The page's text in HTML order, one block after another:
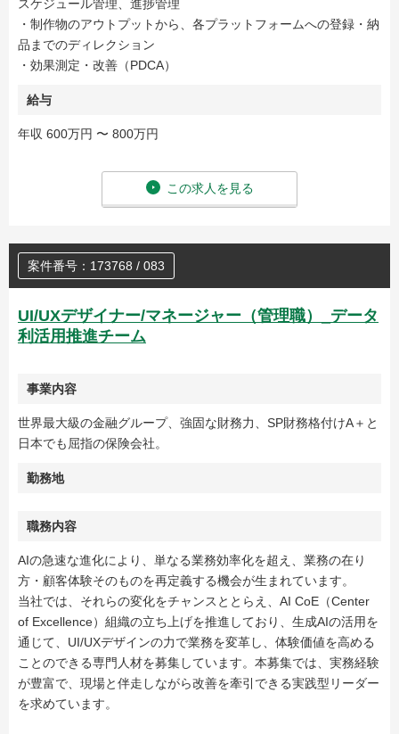
スケジュール管理、進捗管理
・制作物のアウトプットから、各プラットフォームへの登録・納
品までのディレクション
・効果測定・改善（PDCA）
給与
年収 600万円 〜 800万円
この求人を見る
案件番号：173768 / 083
UI/UXデザイナー/マネージャー（管理職）_データ
利活用推進チーム
事業内容
世界最大級の金融グループ、強固な財務力、SP財務格付けA＋と
日本でも屈指の保険会社。
勤務地
職務内容
AIの急速な進化により、単なる業務効率化を超え、業務の在り
方・顧客体験そのものを再定義する機会が生まれています。
当社では、それらの変化をチャンスととらえ、AI CoE（Center
of Excellence）組織の立ち上げを推進しており、生成AIの活用を
通じて、UI/UXデザインの力で業務を変革し、体験価値を高める
ことのできる専門人材を募集しています。本募集では、実務経験
が豊富で、現場と伴走しながら改善を牽引できる実践型リーダー
を求めています。